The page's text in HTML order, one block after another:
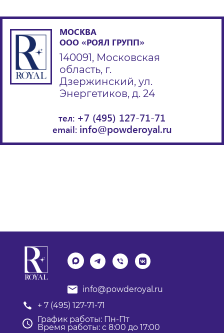
МОСКВА
ООО «РОЯЛ ГРУПП»
140091, Московская
область, г.
Дзержинский, ул.
Энергетиков, д. 24
тел: +7 (495) 127-71-71
email: info@powderoyal.ru
info@powderoyal.ru
+ 7 (495) 127-71-71
График работы: Пн-Пт
Время работы: с 8:00 до 17:00